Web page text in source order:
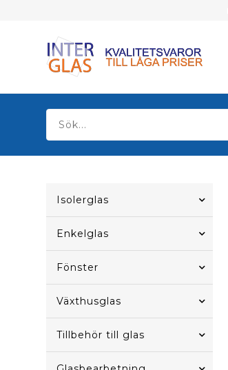
Isolerglas
Enkelglas
Fönster
Växthusglas
Tillbehör till glas